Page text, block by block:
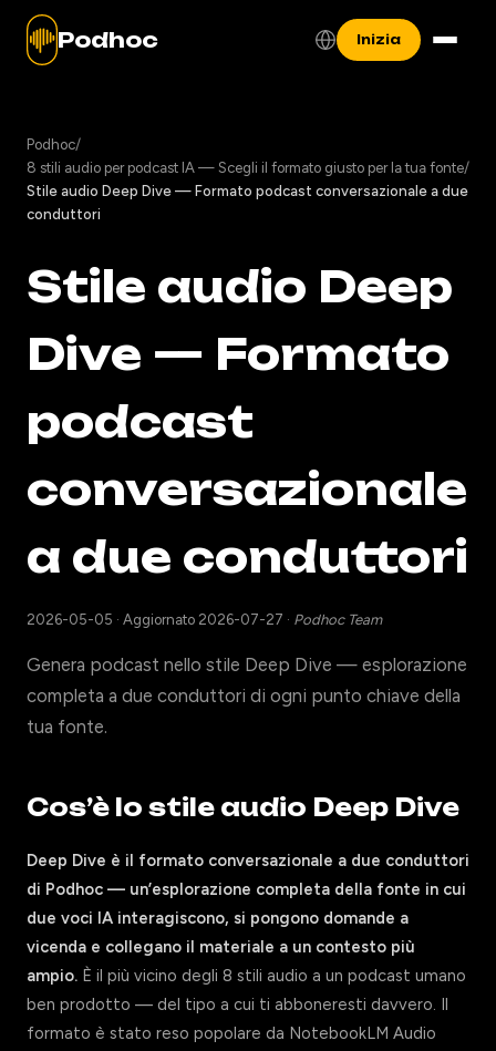
Podhoc Inizia
Podhoc/
8 stili audio per podcast IA — Scegli il formato giusto per la tua fonte/
Stile audio Deep Dive — Formato podcast conversazionale a due
conduttori
Stile audio Deep
Dive — Formato
podcast
conversazionale
a due conduttori
2026-05-05 · Aggiornato 2026-07-27 · Podhoc Team
Genera podcast nello stile Deep Dive — esplorazione
completa a due conduttori di ogni punto chiave della
tua fonte.
Cos’è lo stile audio Deep Dive
Deep Dive è il formato conversazionale a due conduttori
di Podhoc — un’esplorazione completa della fonte in cui
due voci IA interagiscono, si pongono domande a
vicenda e collegano il materiale a un contesto più
ampio. È il più vicino degli 8 stili audio a un podcast umano
ben prodotto — del tipo a cui ti abboneresti davvero. Il
formato è stato reso popolare da NotebookLM Audio